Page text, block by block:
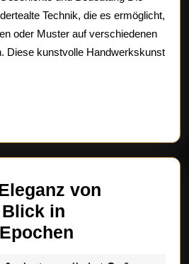
und
Innovation
Technik, die es ermöglicht,
oder Muster auf verschiedenen
Diese kunstvolle Handwerkskunst
von
in